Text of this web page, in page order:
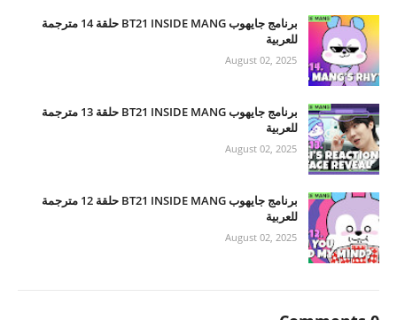
برنامج جايهوب BT21 INSIDE MANG حلقة 14 مترجمة
للعربية
August 02, 2025
برنامج جايهوب BT21 INSIDE MANG حلقة 13 مترجمة
للعربية
August 02, 2025
برنامج جايهوب BT21 INSIDE MANG حلقة 12 مترجمة
للعربية
August 02, 2025